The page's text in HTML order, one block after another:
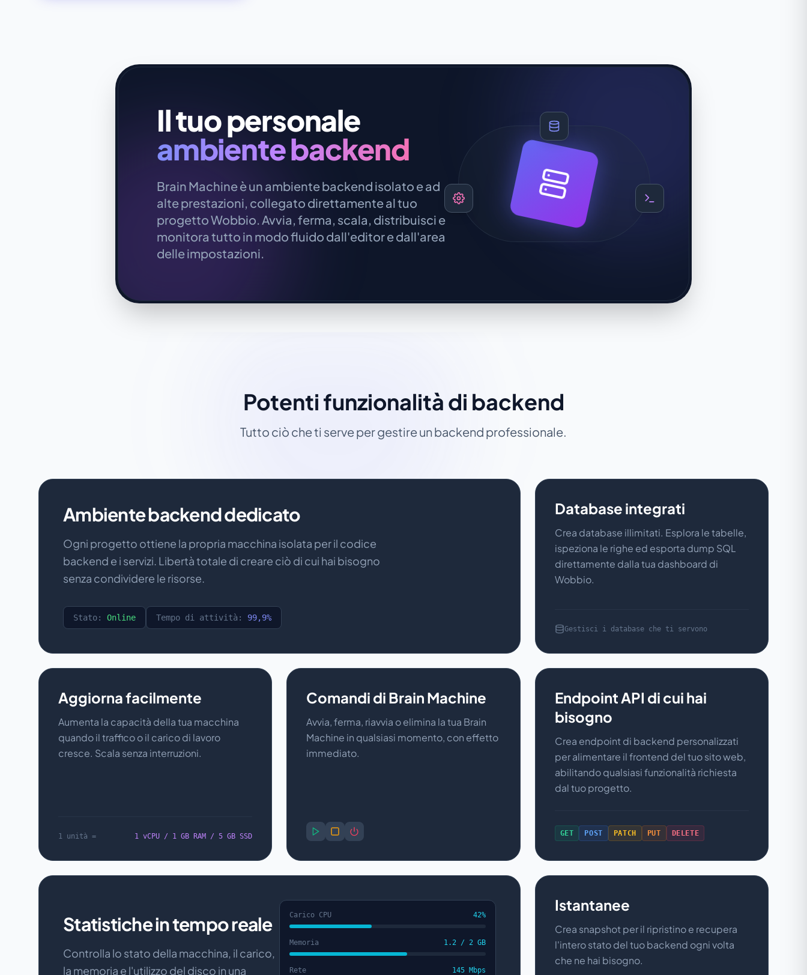
Il tuo personale
ambiente backend
Brain Machine è un ambiente backend isolato e ad
alte prestazioni, collegato direttamente al tuo
progetto Wobbio. Avvia, ferma, scala, distribuisci e
monitora tutto in modo fluido dall'editor e dall'area
delle impostazioni.
Potenti funzionalità di backend
Tutto ciò che ti serve per gestire un backend professionale.
Ambiente backend dedicato
Ogni progetto ottiene la propria macchina isolata per il codice
backend e i servizi. Libertà totale di creare ciò di cui hai bisogno
senza condividere le risorse.
Stato: Online Tempo di attività: 99,9%
Database integrati
Crea database illimitati. Esplora le tabelle,
ispeziona le righe ed esporta dump SQL
direttamente dalla tua dashboard di
Wobbio.
Gestisci i database che ti servono
Aggiorna facilmente
Aumenta la capacità della tua macchina
quando il traffico o il carico di lavoro
cresce. Scala senza interruzioni.
1 unità = 1 vCPU / 1 GB RAM / 5 GB SSD
Comandi di Brain Machine
Avvia, ferma, riavvia o elimina la tua Brain
Machine in qualsiasi momento, con effetto
immediato.
Endpoint API di cui hai
bisogno
Crea endpoint di backend personalizzati
per alimentare il frontend del tuo sito web,
abilitando qualsiasi funzionalità richiesta
dal tuo progetto.
GET POST PATCH PUT DELETE
Statistiche in tempo reale
Controlla lo stato della macchina, il carico,
la memoria e l'utilizzo del disco in una
Carico CPU 42%
Memoria 1.2 / 2 GB
Rete 145 Mbps
Istantanee
Crea snapshot per il ripristino e recupera
l'intero stato del tuo backend ogni volta
che ne hai bisogno.